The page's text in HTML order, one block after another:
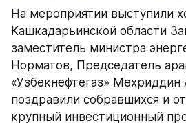
На мероприятии выступили
Кашкадарьинской области
заместитель министра
Норматов, Председатель
«Узбекнефтегаз» Мехриддин
поздравили собравшихся и
крупный инвестиционный